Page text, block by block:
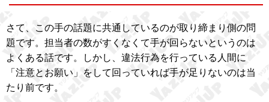
さて、この手の話題に共通しているのが取り締まり側の問
題です。担当者の数がすくなくて手が回らないというのは
よくある話です。しかし、違法行為を行っている人間に
「注意とお願い」をして回っていれば手が足りないのは当
たり前です。